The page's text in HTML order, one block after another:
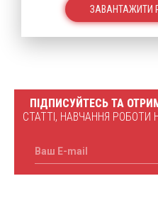
ЗАВАНТАЖИТИ
ПІДПИСУЙТЕСЬ ТА
СТАТТІ, НАВЧАННЯ
Ваш E-mail